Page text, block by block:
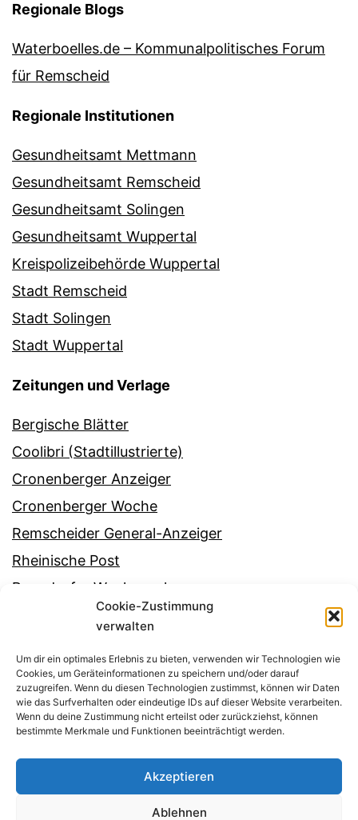
Cookie-Zustimmung
verwalten
Um dir ein optimales Erlebnis zu bieten, verwenden wir Technologien wie
Cookies, um Geräteinformationen zu speichern und/oder darauf
zuzugreifen. Wenn du diesen Technologien zustimmst, können wir Daten
wie das Surfverhalten oder eindeutige IDs auf dieser Website verarbeiten.
Wenn du deine Zustimmung nicht erteilst oder zurückziehst, können
bestimmte Merkmale und Funktionen beeinträchtigt werden.
Akzeptieren
Ablehnen
Regionale Blogs
Waterboelles.de – Kommunalpolitisches Forum
für Remscheid
Regionale Institutionen
Gesundheitsamt Mettmann
Gesundheitsamt Remscheid
Gesundheitsamt Solingen
Gesundheitsamt Wuppertal
Kreispolizeibehörde Wuppertal
Stadt Remscheid
Stadt Solingen
Stadt Wuppertal
Zeitungen und Verlage
Bergische Blätter
Coolibri (Stadtillustrierte)
Cronenberger Anzeiger
Cronenberger Woche
Remscheider General-Anzeiger
Rheinische Post
Ronsdorfer Wochenschau
Solinger Tageblatt
Westdeutsche Zeitung
Wuppertaler Rundschau